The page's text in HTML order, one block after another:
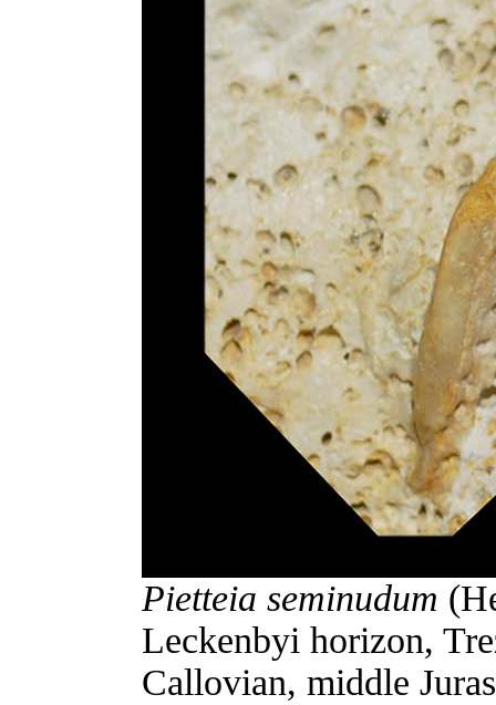
Pietteia seminudum
Leckenbyi horizon,
Callovian, middle